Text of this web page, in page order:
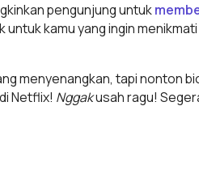
pengunjung untuk
kamu yang ingin
menyenangkan, tapi nonton
Netflix! Nggakusah ragu!